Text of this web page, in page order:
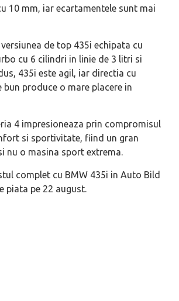
10 mm, iar ecartamentele sunt mai
de top 435i echipata cu
cu 6 cilindri in linie de 3 litri si
435i este agil, iar directia cu
produce o mare placere in
4 impresioneaza prin compromisul
si sportivitate, fiind un gran
nu o masina sport extrema.
complet cu BMW 435i in Auto Bild
piata pe 22 august.